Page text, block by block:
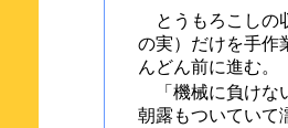
とうもろこしの
の実）だけを手作
んどん前に進む。
「機械に負けな
朝露もついていて